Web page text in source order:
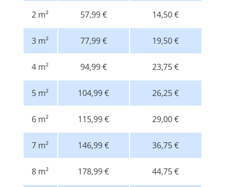
2 m² 57,99 € 14,50 €
3 m² 77,99 € 19,50 €
4 m² 94,99 € 23,75 €
5 m² 104,99 € 26,25 €
6 m² 115,99 € 29,00 €
7 m² 146,99 € 36,75 €
8 m² 178,99 € 44,75 €